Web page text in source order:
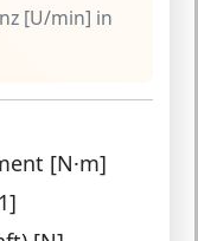
[U/min] in
[N·m]